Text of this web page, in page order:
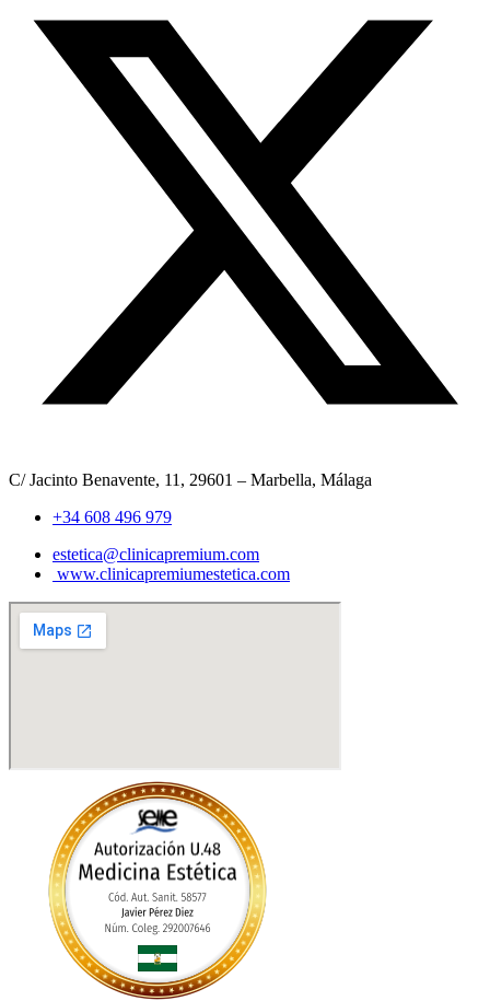
C/ Jacinto Benavente, 11, 29601 – Marbella, Málaga​
+34 608 496 979
estetica@clinicapremium.com
www.clinicapremiumestetica.com